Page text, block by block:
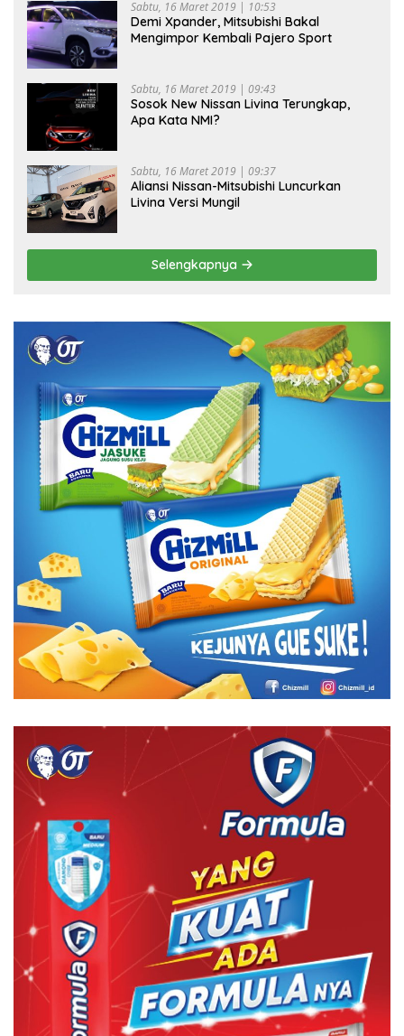
Sabtu, 16 Maret 2019 | 10:53
Demi Xpander, Mitsubishi Bakal
Mengimpor Kembali Pajero Sport
Sabtu, 16 Maret 2019 | 09:43
Sosok New Nissan Livina Terungkap,
Apa Kata NMI?
Sabtu, 16 Maret 2019 | 09:37
Aliansi Nissan-Mitsubishi Luncurkan
Livina Versi Mungil
Selengkapnya